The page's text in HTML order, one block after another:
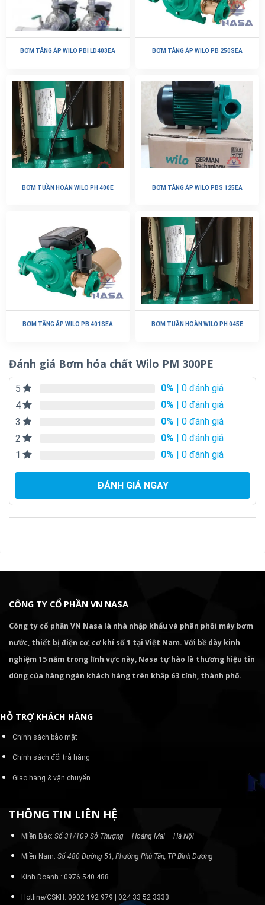
BƠM TĂNG ÁP WILO PBI LD403EA BƠM TĂNG ÁP WILO PB 250SEA
BƠM TUẦN HOÀN WILO PH 400E BƠM TĂNG ÁP WILO PBS 125EA
BƠM TĂNG ÁP WILO PB 401SEA BƠM TUẦN HOÀN WILO PH 045E
Đánh giá Bơm hóa chất Wilo PM 300PE
5 0% | 0 đánh giá
4
0% | 0 đánh giá
3
0% | 0 đánh giá
2
0% | 0 đánh giá
1
0% | 0 đánh giá
ĐÁNH GIÁ NGAY
CÔNG TY CỔ PHẦN VN NASA
Công ty cổ phần VN Nasa là nhà nhập khẩu và phân phối máy bơm
nước, thiết bị điện cơ, cơ khí số 1 tại Việt Nam. Với bề dày kinh
nghiệm 15 năm trong lĩnh vực này, Nasa tự hào là thương hiệu tin
dùng của hàng ngàn khách hàng trên khắp 63 tỉnh, thành phố.
HỖ TRỢ KHÁCH HÀNG
Chính sách bảo mật
Chính sách đổi trả hàng
Giao hàng & vận chuyển
THÔNG TIN LIÊN HỆ
Miền Bắc: Số 31/109 Sở Thượng – Hoàng Mai – Hà Nội
Miền Nam: Số 480 Đường 51, Phường Phú Tân, TP Bình Dương
Kinh Doanh : 0976 540 488
Hotline/CSKH: 0902 192 979 | 024 33 52 3333